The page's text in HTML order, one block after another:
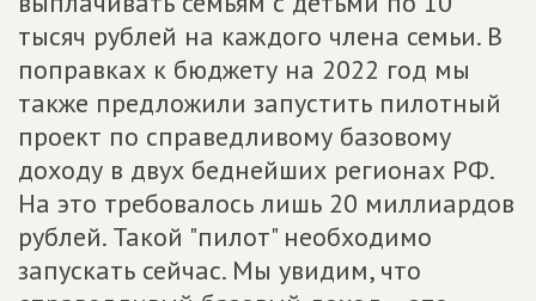
тысяч рублей на каждого члена семьи. В
поправках к бюджету на 2022 год мы
также предложили запустить пилотный
проект по справедливому базовому
доходу в двух беднейших регионах РФ.
На это требовалось лишь 20 миллиардов
рублей. Такой "пилот" необходимо
запускать сейчас. Мы увидим, что